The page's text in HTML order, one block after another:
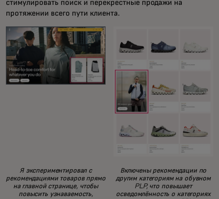
стимулировать поиск и перекрестные продажи на
протяжении всего пути клиента.
Я экспериментировал с
рекомендациями товаров прямо
на главной странице, чтобы
повысить узнаваемость,
Включены рекомендации по
другим категориям на обувном
PLP, что повышает
осведомлённость о категориях